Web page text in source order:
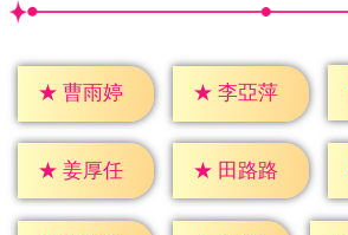
★ 曹雨婷 ★ 李亞萍
★ 姜厚任 ★ 田路路